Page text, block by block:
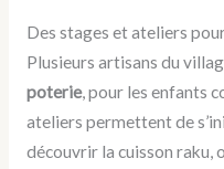
Des stages et ateliers
Plusieurs artisans du
poterie, pour les enfants
ateliers permettent de
découvrir la cuisson raku,